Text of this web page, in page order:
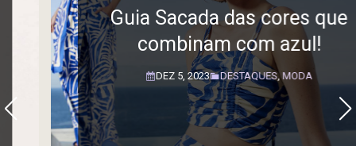
Guia Sacada das cores que
combinam com azul!
DEZ 5, 2023 DESTAQUES,MODA